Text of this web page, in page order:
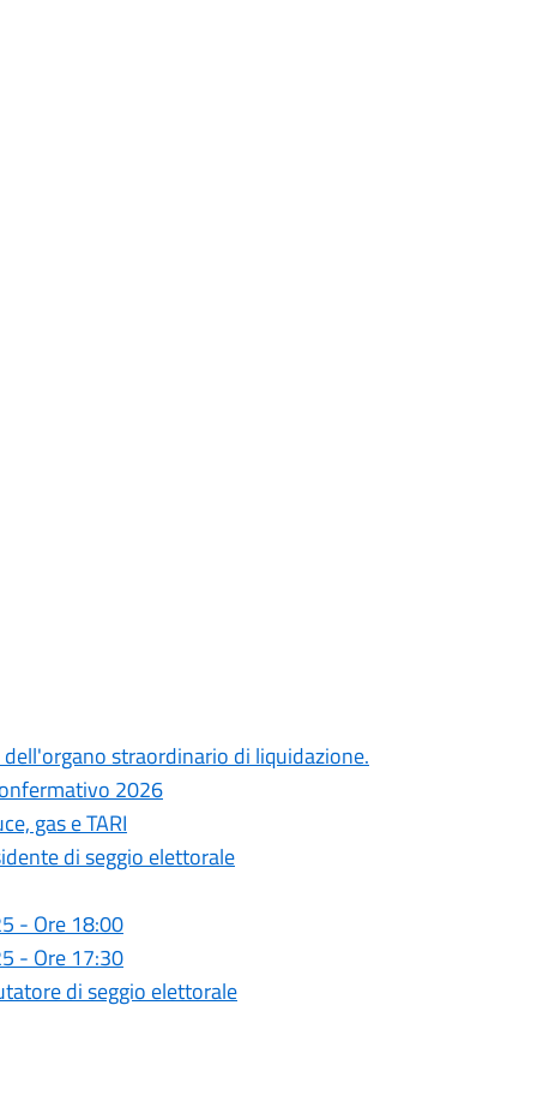
straordinario di liquidazione.
2026
gas e TARI
di seggio elettorale
- Ore 18:00
- Ore 17:30
di seggio elettorale